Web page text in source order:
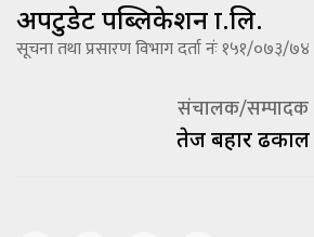
अपटुडेट पब्लिकेशन प्रा.लि.
सूचना तथा प्रसारण विभाग दर्ता नंः १५१/०७३/७४
संचालक/सम्पादक
तेज बहादूर ढकाल